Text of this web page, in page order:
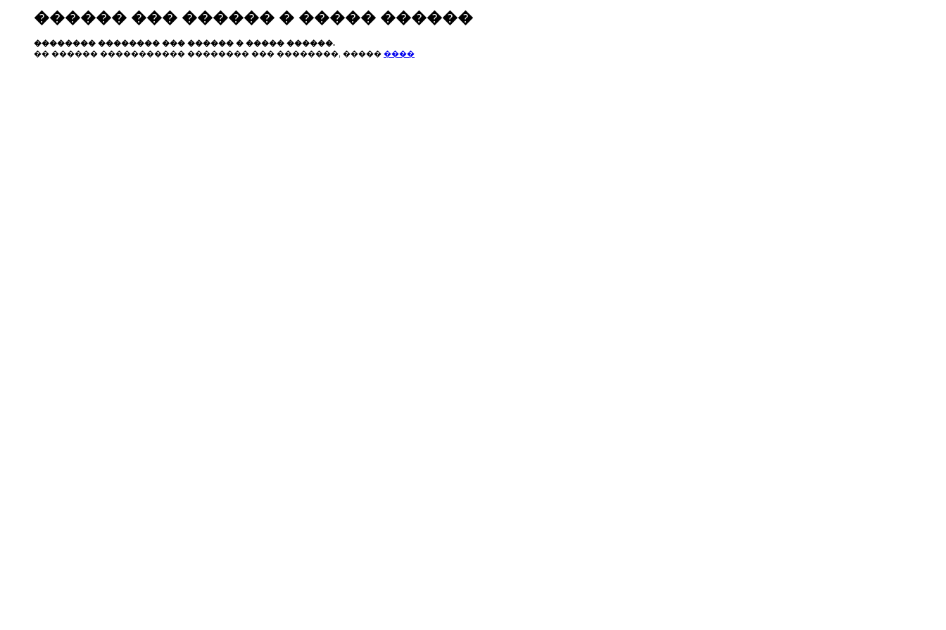
������ ��� ������ � ����� ������
�������� �������� ��� ������ � ����� ������.
�� ������ ����������� �������� ��� ��������, ����� ����